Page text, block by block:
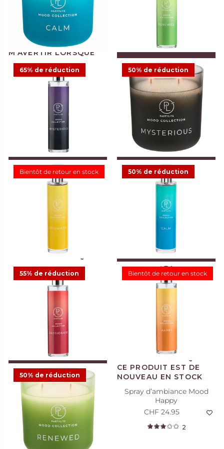
CHF 19.48 CHF 38.95
Offre
CHF 38.95
Pot à bougie ombré Mood
CHF 38.95
Offre
AJOUTER AU PANIER
Spray d’ambiance Mood
Renewed
CHF 12.50
CHF 24.95
Offre
1
65% de réduction
AJOUTER AU PANIER
Spray d’ambiance Mood
CHF 24.95
Offre
50% de réduction
AJOUTER AU PANIER
Pot à bougie ombré Mood
Mysterious
CHF 38.95
Offre
Bientôt de retour en stock
Spray d’ambiance Mood
CHF 24.95
50% de réduction
AJOUTER AU PANIER
Spray d’ambiance Mood
CHF 24.95
Offre
55% de réduction
AJOUTER AU PANIER
Spray d’ambiance Mood
Passionate
CHF 11.23 CHF 24.95
Offre
1
Bientôt de retour en stock
Spray d’ambiance Mood
Happy
CHF 24.95
2
50% de réduction